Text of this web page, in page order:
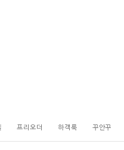
프리오더 하객룩 꾸안꾸